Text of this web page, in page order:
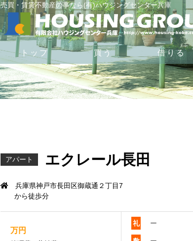
売買・賃貸不動産の事なら(有)ハウジングセンター兵庫
トップ 買う 借りる
アパート エクレール長田
兵庫県神戸市長田区御蔵通２丁目7
から徒歩分
万円
礼 ー